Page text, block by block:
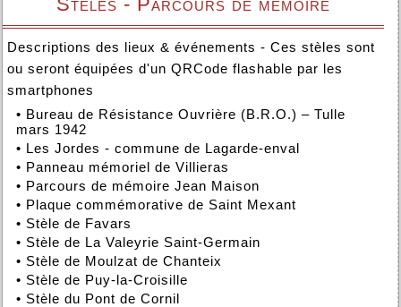
Descriptions des lieux & événements - Ces stèles sont
ou seront équipées d'un QRCode flashable par les
smartphones
• Bureau de Résistance Ouvrière (B.R.O.) – Tulle
mars 1942
• Les Jordes - commune de Lagarde-enval
• Panneau mémoriel de Villieras
• Parcours de mémoire Jean Maison
• Plaque commémorative de Saint Mexant
• Stèle de Favars
• Stèle de La Valeyrie Saint-Germain
• Stèle de Moulzat de Chanteix
• Stèle de Puy-la-Croisille
• Stèle du Pont de Cornil